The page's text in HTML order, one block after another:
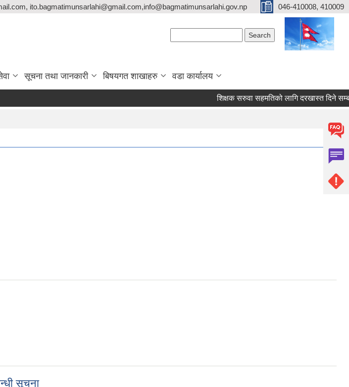
ito.bagmatimunsarlahi@gmail.com,info@bagmatimunsarlahi.gov.np 046-410008, 410009
सूचना तथा जानकारी बिषयगत शाखाहरु वडा कार्यालय
शिक्षक सरुवा सहमतिको लागि दरखास्त दिने
सूचना